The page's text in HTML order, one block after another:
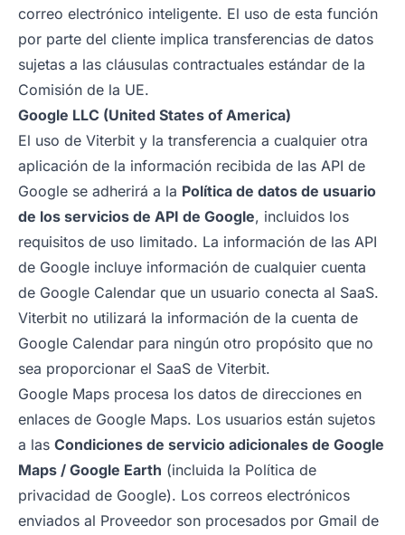
correo electrónico inteligente. El uso de esta función
por parte del cliente implica transferencias de datos
sujetas a las cláusulas contractuales estándar de la
Comisión de la UE.
Google LLC (United States of America)
El uso de Viterbit y la transferencia a cualquier otra
aplicación de la información recibida de las API de
Google se adherirá a la Política de datos de usuario
de los servicios de API de Google, incluidos los
requisitos de uso limitado. La información de las API
de Google incluye información de cualquier cuenta
de Google Calendar que un usuario conecta al SaaS.
Viterbit no utilizará la información de la cuenta de
Google Calendar para ningún otro propósito que no
sea proporcionar el SaaS de Viterbit.
Google Maps procesa los datos de direcciones en
enlaces de Google Maps. Los usuarios están sujetos
a las Condiciones de servicio adicionales de Google
Maps / Google Earth (incluida la Política de
privacidad de Google). Los correos electrónicos
enviados al Proveedor son procesados por Gmail de